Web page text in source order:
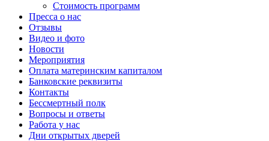
Стоимость программ
Пресса о нас
Отзывы
Видео и фото
Новости
Мероприятия
Оплата материнским капиталом
Банковские реквизиты
Контакты
Бессмертный полк
Вопросы и ответы
Работа у нас
Дни открытых дверей